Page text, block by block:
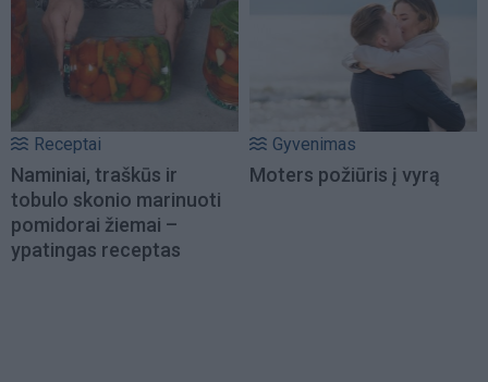
Receptai
Naminiai, traškūs ir
tobulo skonio marinuoti
pomidorai žiemai –
ypatingas receptas
Gyvenimas
Moters požiūris į vyrą